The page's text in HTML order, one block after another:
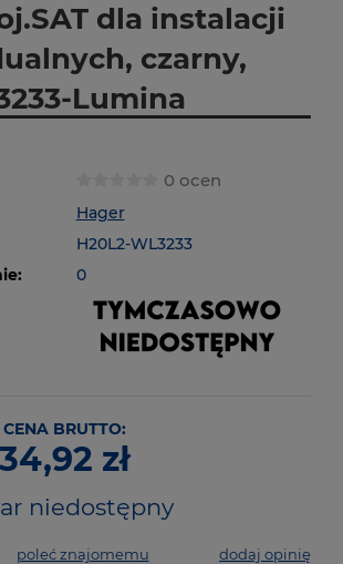
dla instalacji
czarny,
Lumina
0 ocen
Hager
H20L2-WL3233
0
CENA BRUTTO:
34,92 zł
niedostępny
poleć znajomemu
dodaj opinię